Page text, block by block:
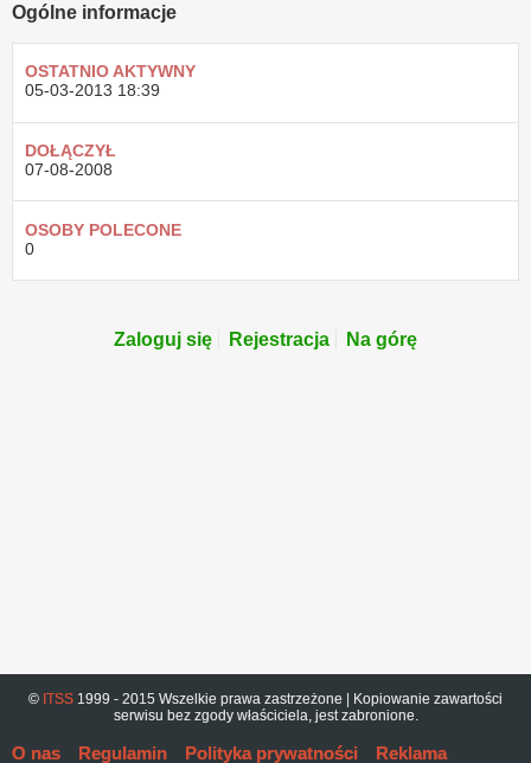
Ogólne informacje
OSTATNIO AKTYWNY
05-03-2013 18:39
DOŁĄCZYŁ
07-08-2008
OSOBY POLECONE
0
Zaloguj się Rejestracja Na górę
© ITSS 1999 - 2015 Wszelkie prawa zastrzeżone | Kopiowanie zawartości
serwisu bez zgody właściciela, jest zabronione.
O nas Regulamin Polityka prywatności Reklama